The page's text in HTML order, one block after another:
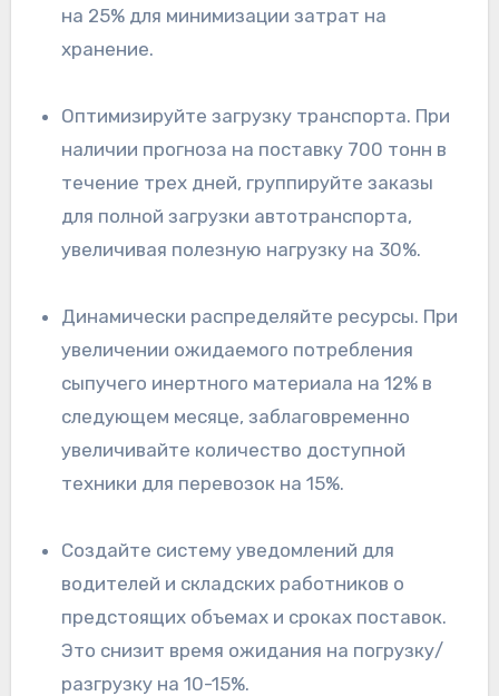
на 25% для минимизации затрат на
хранение.
Оптимизируйте загрузку транспорта. При
наличии прогноза на поставку 700 тонн в
течение трех дней, группируйте заказы
для полной загрузки автотранспорта,
увеличивая полезную нагрузку на 30%.
Динамически распределяйте ресурсы. При
увеличении ожидаемого потребления
сыпучего инертного материала на 12% в
следующем месяце, заблаговременно
увеличивайте количество доступной
техники для перевозок на 15%.
Создайте систему уведомлений для
водителей и складских работников о
предстоящих объемах и сроках поставок.
Это снизит время ожидания на погрузку/
разгрузку на 10-15%.